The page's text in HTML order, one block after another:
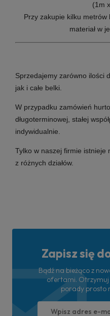
(1m
Przy zakupie kilku
materiał w
Sprzedajemy zarówno ilości
jak i całe belki.
W przypadku zamówień
długoterminowej, stałej
indywidualnie.
Tylko w naszej firmie istnieje
z różnych działów.
Zapisz się
Bądź na bieżąco z
ofertami. Otrzymuj
porady prosto